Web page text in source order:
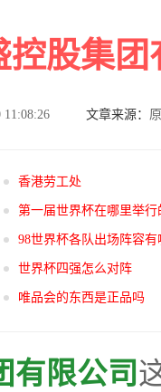
控股集
11:08:26 文章来源：
香港劳工处
第一届世界杯在哪里举行
98世界杯各队出场阵容有
世界杯四强怎么对阵
唯品会的东西是正品吗
有限公司